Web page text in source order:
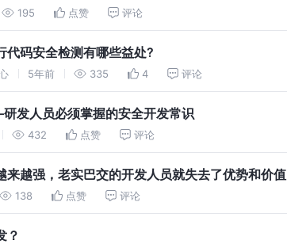
195 点赞 评论
代码安全检测有哪些益处?
5年前 335 4 评论
发人员必须掌握的安全开发常识
432 点赞 评论
来越强，老实巴交的开发人员就失去了优势和价值
138 点赞 评论
？